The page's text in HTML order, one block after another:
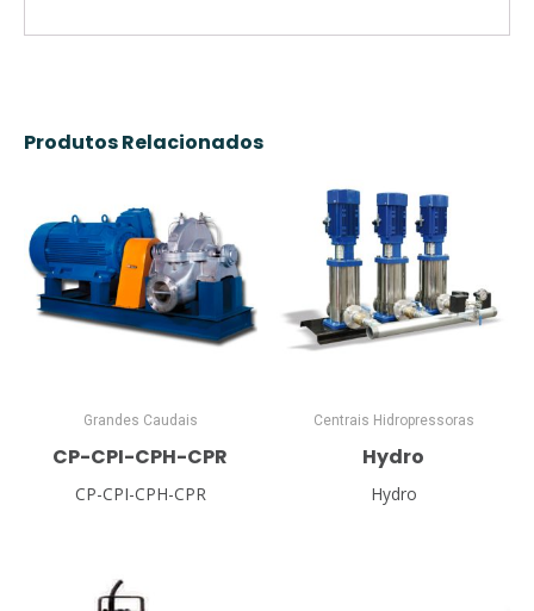
Produtos Relacionados
Grandes Caudais
CP-CPI-CPH-CPR
CP-CPI-CPH-CPR
Centrais Hidropressoras
Hydro
Hydro